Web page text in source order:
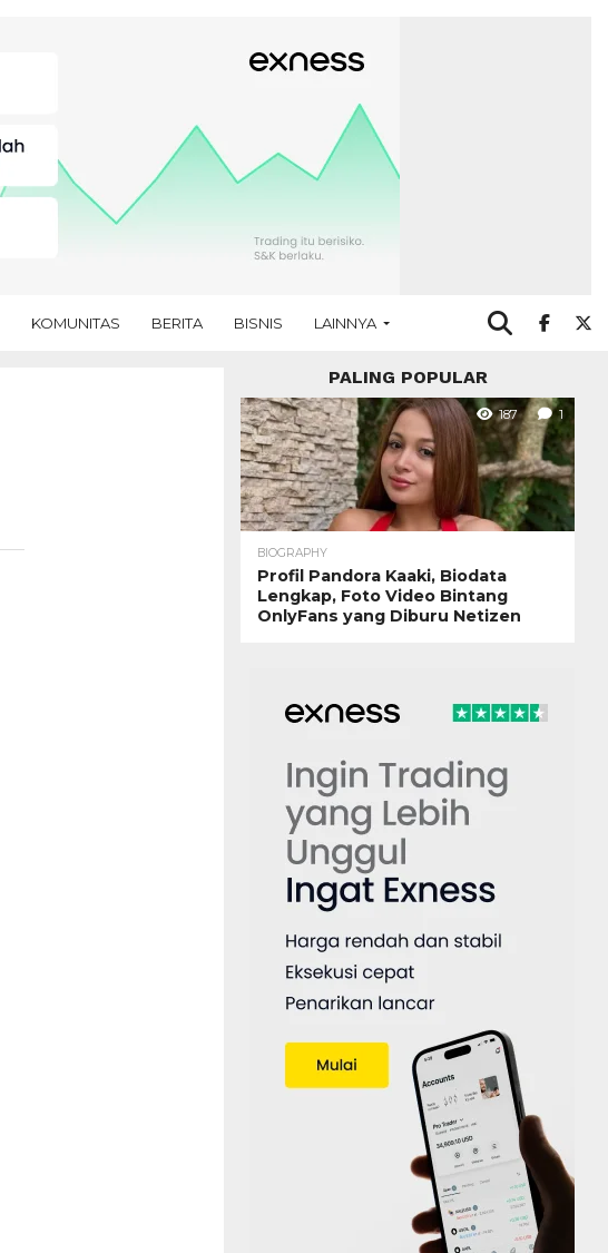
KOMUNITAS BERITA BISNIS LAINNYA
PALING POPULAR
187 1
BIOGRAPHY
Profil Pandora Kaaki, Biodata
Lengkap, Foto Video Bintang
OnlyFans yang Diburu Netizen